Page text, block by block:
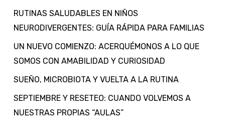
RUTINAS SALUDABLES EN NIÑOS
NEURODIVERGENTES: GUÍA RÁPIDA PARA FAMILIAS
UN NUEVO COMIENZO: ACERQUÉMONOS A LO QUE
SOMOS CON AMABILIDAD Y CURIOSIDAD
SUEÑO, MICROBIOTA Y VUELTA A LA RUTINA
SEPTIEMBRE Y RESETEO: CUANDO VOLVEMOS A
NUESTRAS PROPIAS “AULAS”